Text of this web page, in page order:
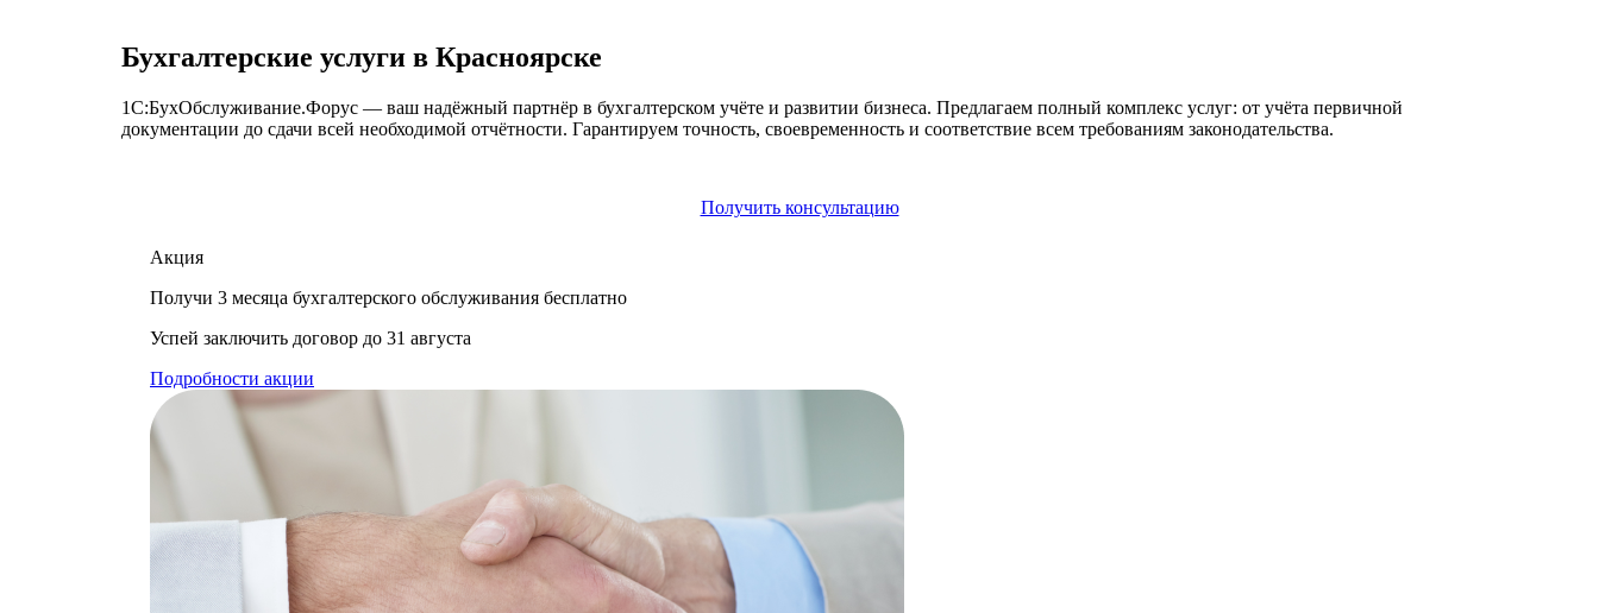
Бухгалтерские услуги в Красноярске
1С:БухОбслуживание.Форус — ваш надёжный партнёр в бухгалтерском учёте и развитии бизнеса. Предлагаем полный комплекс услуг: от учёта первичной
документации до сдачи всей необходимой отчётности. Гарантируем точность, своевременность и соответствие всем требованиям законодательства.
Получить консультацию
Акция
Получи 3 месяца бухгалтерского обслуживания бесплатно
Успей заключить договор до 31 августа
Подробности акции